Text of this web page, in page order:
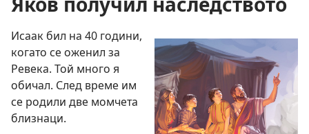
Исаак бил на 40 години,
когато се оженил за
Ревека. Той много я
обичал. След време им
се родили две момчета
близнаци.